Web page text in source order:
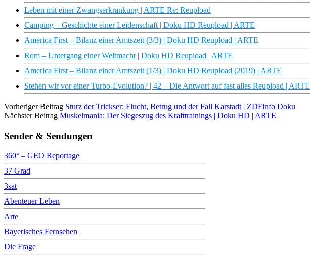
Leben mit einer Zwangserkrankung | ARTE Re: Reupload
Camping – Geschichte einer Leidenschaft | Doku HD Reupload | ARTE
America First – Bilanz einer Amtszeit (3/3) | Doku HD Reupload | ARTE
Rom – Untergang einer Weltmacht | Doku HD Reupload | ARTE
America First – Bilanz einer Amtszeit (1/3) | Doku HD Reupload (2019) | ARTE
Stehen wir vor einer Turbo-Evolution? | 42 – Die Antwort auf fast alles Reupload | ARTE
Vorheriger Beitrag Sturz der Trickser: Flucht, Betrug und der Fall Karstadt | ZDFinfo Doku
Nächster Beitrag Muskelmania: Der Siegeszug des Krafttrainings | Doku HD | ARTE
Sender & Sendungen
360° – GEO Reportage
37 Grad
3sat
Abenteuer Leben
Arte
Bayerisches Fernsehen
Die Frage